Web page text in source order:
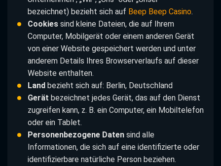
bezeichnet) bezieht sich auf Beep Beep Casino.
Cookiessind kleine Dateien, die auf Ihrem
Computer, Mobilgerät oder einem anderen Gerät
von einer Website gespeichert werden und unter
anderem Details Ihres Browserverlaufs auf dieser
Website enthalten.
Landbezieht sich auf: Berlin, Deutschland
Gerät bezeichnet jedes Gerät, das auf den Dienst
zugreifen kann, z. B. ein Computer, ein Mobiltelefon
oder ein Tablet.
Personenbezogene Datensind alle
Informationen, die sich auf eine identifizierte oder
identifizierbare natürliche Person beziehen.